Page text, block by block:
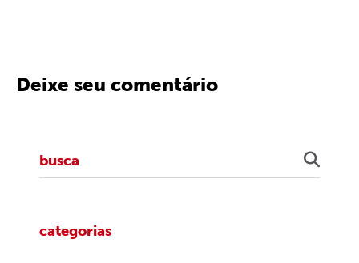
Deixe seu comentário
categorias